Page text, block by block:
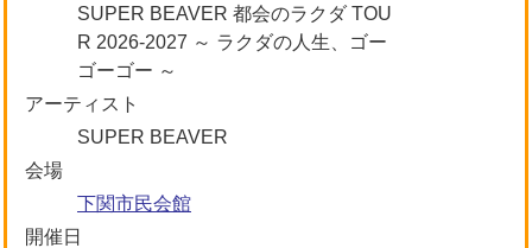
SUPER BEAVER 都会のラクダ TOU
R 2026-2027 ～ ラクダの人生、ゴー
ゴーゴー ～
アーティスト
SUPER BEAVER
会場
下関市民会館
開催日